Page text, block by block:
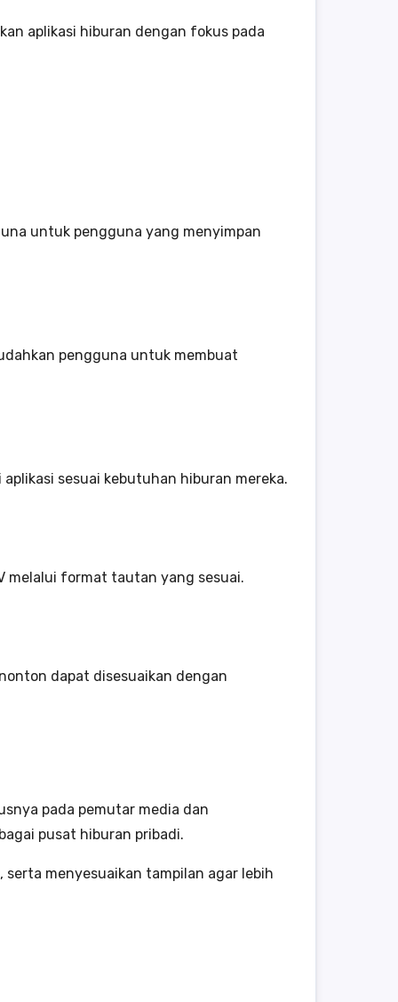
aplikasi hiburan dengan fokus pada
untuk pengguna yang menyimpan
pengguna untuk membuat
sesuai kebutuhan hiburan mereka.
melalui format tautan yang sesuai.
dapat disesuaikan dengan
pada pemutar media dan
pusat hiburan pribadi.
menyesuaikan tampilan agar lebih